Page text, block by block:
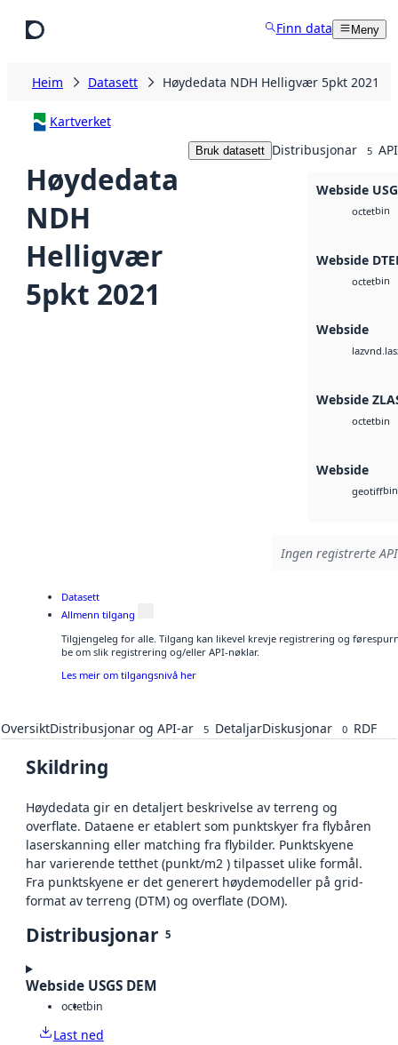
Finn data Meny
Heim Datasett Høydedata NDH Helligvær 5pkt 2021
Kartverket
Høydedata
NDH
Helligvær
5pkt 2021
Bruk datasett Distribusjonar 5
Webside
octetbin
Webside
octetbin
Webside
laz
Webside
octetbin
Webside
geotiffbin
Ingen registrerte
Datasett
Allmenn tilgang
Tilgjengeleg for alle. Tilgang kan likevel krevje registrering og
be om slik registrering og/eller API-nøklar.
Les meir om tilgangsnivå her
OversiktDistribusjonar og API-ar 5 DetaljarDiskusjonar 0 RDF
Skildring
Høydedata gir en detaljert beskrivelse av terreng og
overflate. Dataene er etablert som punktskyer fra flybåren
laserskanning eller matching fra flybilder. Punktskyene
har varierende tetthet (punkt/m2 ) tilpasset ulike formål.
Fra punktskyene er det generert høydemodeller på grid-
format av terreng (DTM) og overflate (DOM).
Distribusjonar 5
Webside USGS DEM
octetbin
Last ned